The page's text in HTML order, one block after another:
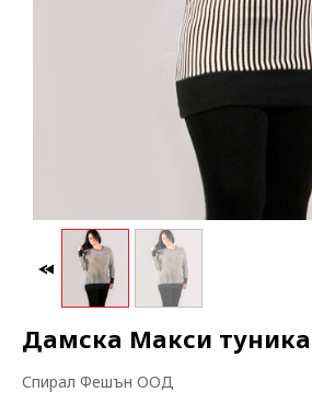
Дамска Макси
Спирал Фешън ООД